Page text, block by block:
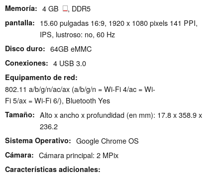
Memoría 4 GB , DDR5
pantalla
15.60 pulgadas 16:9, 1920 x 1080 pixels 141 PPI,
IPS, lustroso: no, 60 Hz
Disco duro 64GB eMMC
Conexiones 4 USB 3.0
Equipamento de red
802.11 a/b/g/n/ac/ax (a/b/g/n = Wi-Fi 4/ac = Wi-
Fi 5/ax = Wi-Fi 6/), Bluetooth Yes
Tamaño
Alto x ancho x profundidad (en mm): 17.8 x 358.9 x
236.2
Sistema Operativo Google Chrome OS
Cámara Cámara principal: 2 MPix
Características adicionales